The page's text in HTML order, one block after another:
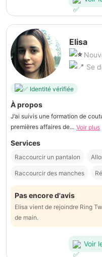
Elisa
Se
Identité vérifiée
À propos
J’ai suivis une formation de
premières affaires de... Voir plus
Services
Raccourcir un pantalon
Raccourcir des manches
Pas encore d'avis
Elisa vient de rejoindre Ring
de main.
Voir